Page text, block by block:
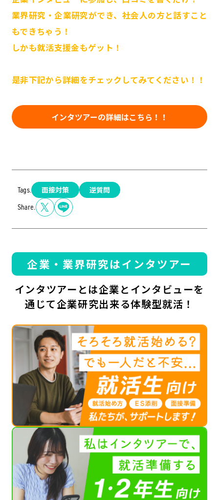
業界研究・企業研究ができ、社会人の方と話すこと
もできちゃう！
しかも就活支援金もゲット！
是非下記から詳細をチェックしてみてください！！
インタツアーの詳細はこちら！！
Tags. 面接対策 逆質問
Share.
企業・業界研究はインタツアー
インタツアーとは企業とインタビューを
通じて企業研究出来る体験型就活！